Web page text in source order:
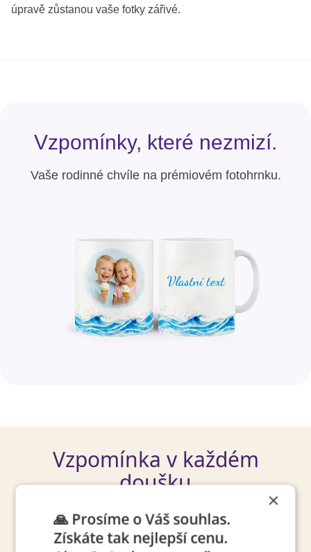
úpravě zůstanou vaše fotky zářivé.
Vzpomínky, které nezmizí.
Vaše rodinné chvíle na prémiovém fotohrnku.
Vzpomínka v každém
doušku
Naše hrnky vyrábíme s láskou v Horoměřicích
u Prahy. Používáme ECO-FRIENDLY systémy
balení, aby váš hrnek dorazil v bezpečí k vám
×
🙏 Prosíme o Váš souhlas.
Získáte tak nejlepší cenu.